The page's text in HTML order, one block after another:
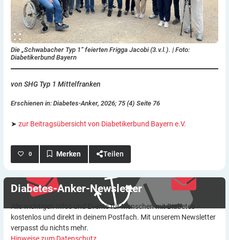
Die „Schwabacher Typ 1“ feierten Frigga Jacobi (3.v.l.). | Foto:
Diabetikerbund Bayern
von SHG Typ 1 Mittelfranken
Erschienen in: Diabetes-Anker, 2026; 75 (4) Seite 76
➤ zur Beitragsübersicht von Diabetikerbund Bayern e.V.
0 Teilen
Diabetes-Anker-Newsletter
Alle wichtigen Infos und Events für Menschen mit Diabetes –
kostenlos und direkt in deinem Postfach. Mit unserem Newsletter
verpasst du nichts mehr.
Hinweise zum Datenschutz